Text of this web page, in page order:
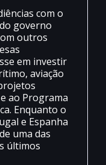
com o
governo
outros
em investir
aviação
ao Programa
Enquanto o
e Espanha
uma das
últimos